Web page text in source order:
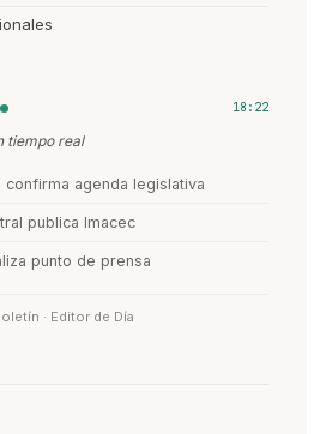
18:22
tiempo real
confirma agenda legislativa
publica Imacec
punto de prensa
· Editor de Día